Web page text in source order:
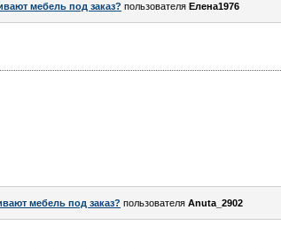
мебель под заказ? пользователя Елена1976
мебель под заказ? пользователя Anuta_2902